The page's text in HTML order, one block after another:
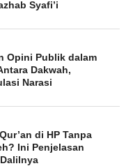
Syafi’i
Opini Publik dalam
Dakwah,
Narasi
di HP Tanpa
Ini Penjelasan